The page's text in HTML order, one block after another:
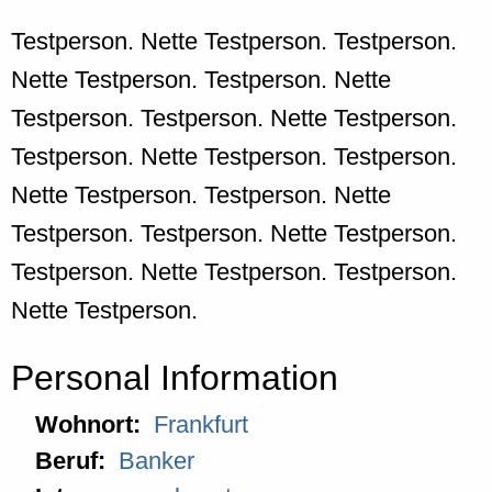
Testperson. Nette Testperson. Testperson.
Nette Testperson. Testperson. Nette
Testperson. Testperson. Nette Testperson.
Testperson. Nette Testperson. Testperson.
Nette Testperson. Testperson. Nette
Testperson. Testperson. Nette Testperson.
Testperson. Nette Testperson. Testperson.
Nette Testperson.
Personal Information
Wohnort: Frankfurt
Beruf: Banker